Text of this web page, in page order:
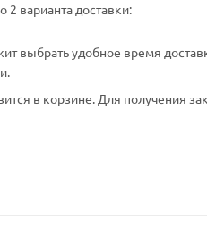
2 варианта доставки:
выбрать удобное время
в корзине. Для получения